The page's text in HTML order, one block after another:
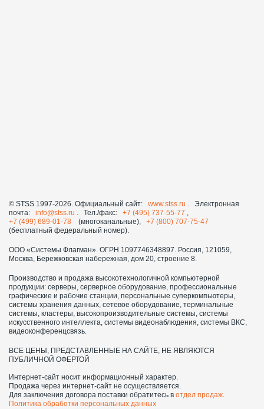
© STSS 1997-2026. Официальный сайт: www.stss.ru
. Электронная
почта: info@stss.ru . Тел./факс: +7 (495) 737-55-77
+7 (499) 689-01-78
(многоканальные), +7 (800) 707-75-47
(бесплатный федеральный номер).
ООО «Системы Флагман». ОГРН 1097746348897. Россия, 121059,
Москва, Бережковская набережная, дом 20, строение 8.
Производство и продажа высокотехнологичной компьютерной
продукции: серверы, серверное оборудование, профессиональные
графические и рабочие станции, персональные суперкомпьютеры,
системы хранения данных, сетевое оборудование, терминальные
системы, кластеры, высокопроизводительные системы, системы
искусственного интеллекта, системы видеонаблюдения, системы ВКС,
видеоконференцсвязь.
ВСЕ ЦЕНЫ, ПРЕДСТАВЛЕННЫЕ НА САЙТЕ, НЕ ЯВЛЯЮТСЯ
ПУБЛИЧНОЙ ОФЕРТОЙ
Интернет-сайт носит информационный характер.
Продажа через интернет-сайт не осуществляется.
Для заключения договора поставки обратитесь в отдел продаж.
Политика обработки персональных данных